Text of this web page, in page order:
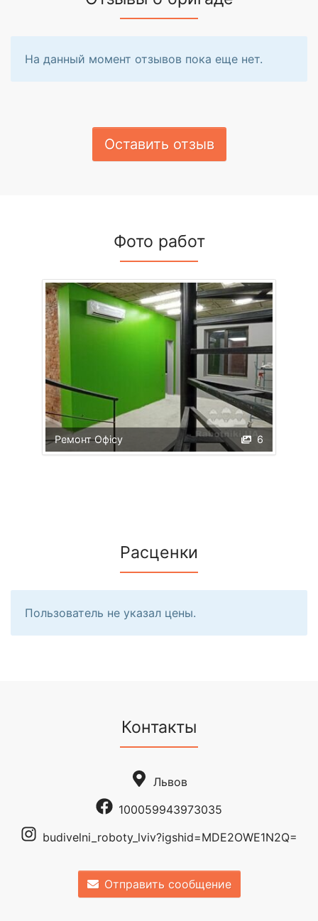
На данный момент отзывов пока еще нет.
Оставить отзыв
Фото работ
6
Ремонт Офісу
Расценки
Пользователь не указал цены.
Контакты
Львов
100059943973035
budivelni_roboty_lviv?igshid=MDE2OWE1N2Q=
Отправить сообщение